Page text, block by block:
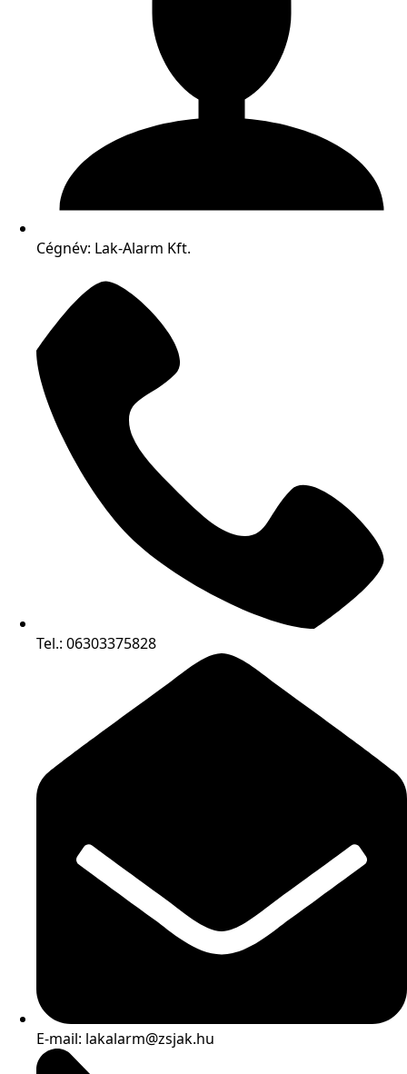
Cégnév: Lak-Alarm Kft.
Tel.: 06303375828
E-mail: lakalarm@zsjak.hu